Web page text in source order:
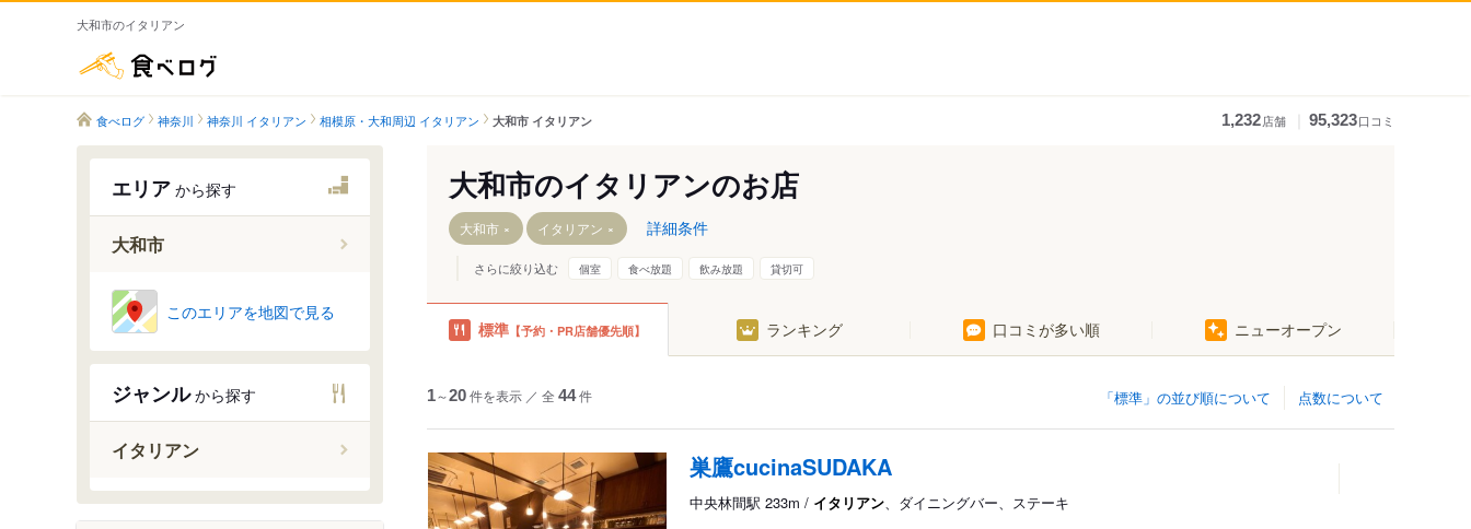
大和市のイタリアン
食べログ 神奈川 神奈川 イタリアン 相模原・大和周辺 イタリアン 大和市 イタリアン 1,232店舗 95,323口コミ
エリア から探す
大和市
中央林間駅
南林間駅
大和駅
桜ケ丘駅
高座渋谷駅
つきみ野駅
相模大塚駅
このエリアを地図で見る
ジャンルから探す
イタリアン
大和市のイタリアンのお店
大和市 イタリアン 詳細条件
さらに絞り込む 個室 食べ放題 飲み放題 貸切可
標準 【予約・PR店舗優先順】 ランキング 口コミが多い順 ニューオープン
点数について
「標準」の並び順について
1～20件を表示 ／ 全 44件
巣鷹cucinaSUDAKA
中央林間駅 233m / イタリアン、ダイニングバー、ステーキ